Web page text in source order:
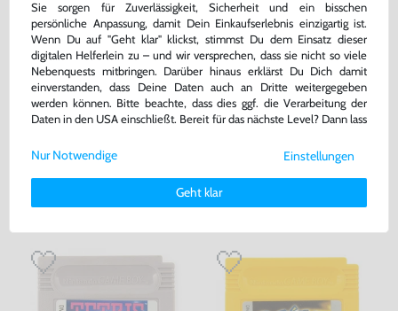
6 Original Nintendo Cases -
gebraucht
bisher 12,99 €
Super Mario Land 1
nur
Sie sorgen für Zuverlässigkeit, Sicherheit und ein bisschen
persönliche Anpassung, damit Dein Einkaufserlebnis einzigartig ist.
Wenn Du auf "Geht klar" klickst, stimmst Du dem Einsatz dieser
digitalen Helferlein zu – und wir versprechen, dass sie nicht so viele
Nebenquests mitbringen. Darüber hinaus erklärst Du Dich damit
einverstanden, dass Deine Daten auch an Dritte weitergegeben
werden können. Bitte beachte, dass dies ggf. die Verarbeitung der
Daten in den USA einschließt. Bereit für das nächste Level? Dann lass
Weitere Informationen zu den von uns verwendeten Cookies und
Deinen Rechten als Nutzer findest Du in unsererDaten­schutz­
Impressum.
Einstellungen
Geht klar
Nur Notwendige